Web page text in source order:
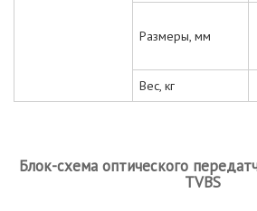
Размеры, мм
Вес, кг
Блок-схема оптического
TVBS